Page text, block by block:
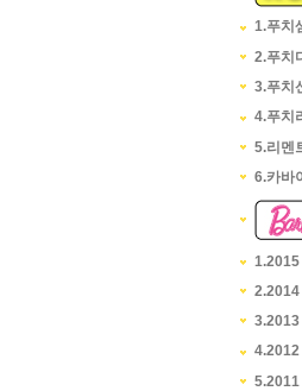
1.푸치
2.푸치
3.푸치
4.푸치
5.리멘
6.카바
1.2015
2.2014
3.2013
4.2012
5.2011